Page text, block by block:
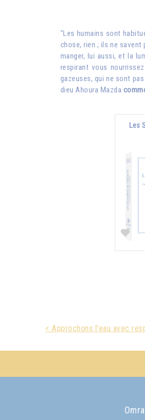
"Les humains sont
chose, rien ; ils ne savent
manger, lui aussi, et la
respirant vous
gazeuses, qui ne sont
dieu Ahoura Mazda
Les
< Approchons l'eau avec